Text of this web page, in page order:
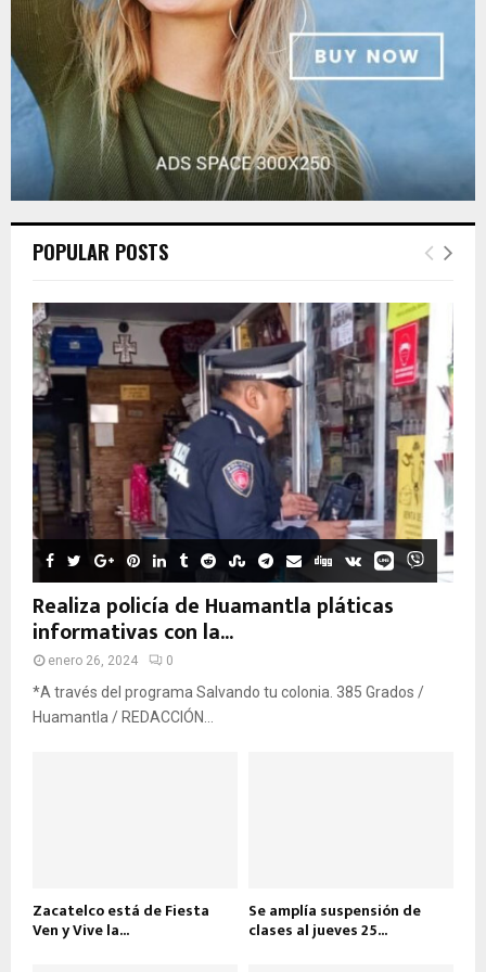
POPULAR POSTS
Realiza policía de Huamantla pláticas
informativas con la...
enero 26, 2024 0
*A través del programa Salvando tu colonia. 385 Grados /
Huamantla / REDACCIÓN...
Zacatelco está de Fiesta
Ven y Vive la...
Se amplía suspensión de
clases al jueves 25...